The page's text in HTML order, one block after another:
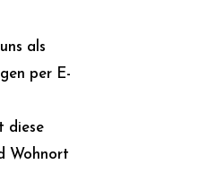
als
per E-
diese
Wohnort